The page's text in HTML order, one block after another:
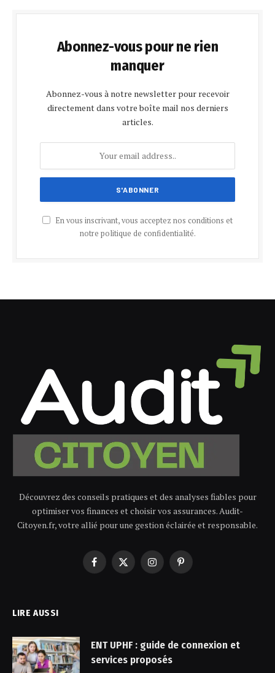
Abonnez-vous pour ne rien
manquer
Abonnez-vous à notre newsletter pour recevoir
directement dans votre boîte mail nos derniers
articles.
En vous inscrivant, vous acceptez nos conditions et
notre politique de confidentialité.
Découvrez des conseils pratiques et des analyses fiables pour
optimiser vos finances et choisir vos assurances. Audit-
Citoyen.fr, votre allié pour une gestion éclairée et responsable.
Facebook
X
InstagramPinterest
LIRE AUSSI
ENT UPHF : guide de connexion et
services proposés